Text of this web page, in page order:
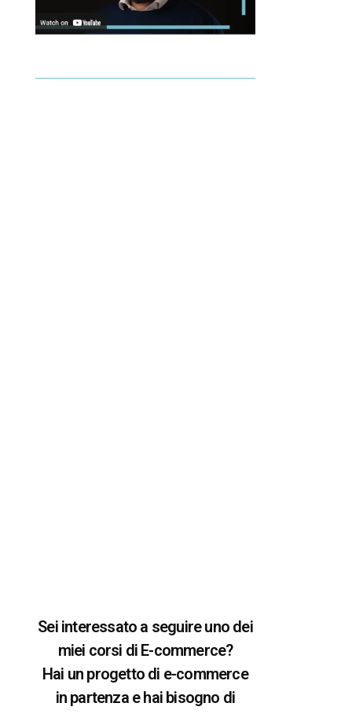
Sei interessato a seguire uno dei
miei corsi di E-commerce?
Hai un progetto di e-commerce
in partenza e hai bisogno di